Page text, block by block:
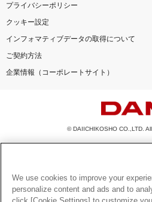
プライバシーポリシー
クッキー設定
インフォマティブデータの取得について
ご契約方法
企業情報（コーポレートサイト）
© DAIICHIKOSHO CO.,LTD.
このサイトに掲載されている一切の文章・画像
を問わず、著作権法の定める範囲を超えて無断
とを禁じます。
楽曲及びコンテンツは、機種によりご利用いた
We use cookies to improve your
personalize content and ads and to